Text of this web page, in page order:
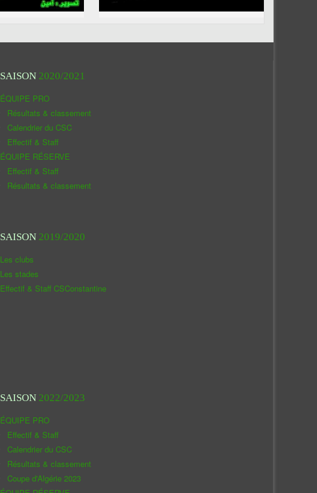
SAISON 2020/2021
ÉQUIPE PRO
Résultats & classement
Calendrier du CSC
Effectif & Staff
ÉQUIPE RÉSERVE
Effectif & Staff
Résultats & classement
SAISON 2019/2020
Les clubs
Les stades
Effectif & Staff CSConstantine
SAISON 2022/2023
ÉQUIPE PRO
Effectif & Staff
Calendrier du CSC
Résultats & classement
Coupe d'Algérie 2023